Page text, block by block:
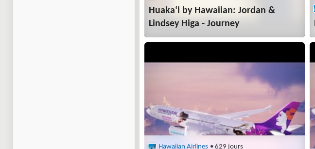
Huakaʻi by Hawaiian: Jordan &
Lindsey Higa - Journey
Hawaiian Airlines • 629 jours